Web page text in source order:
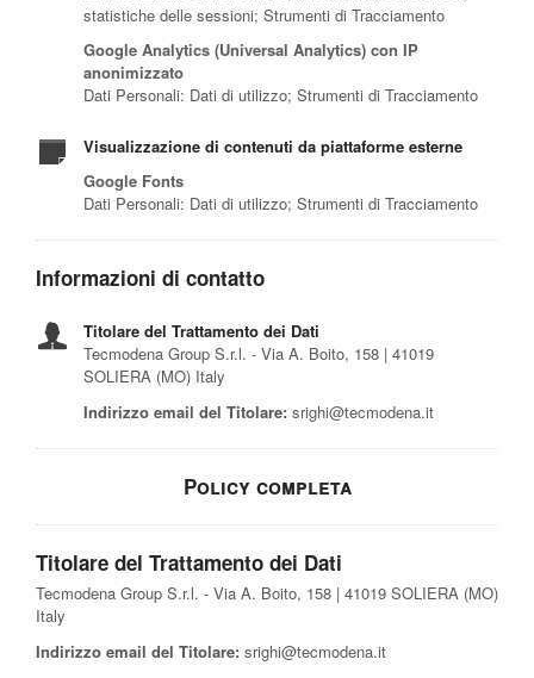
statistiche delle sessioni; Strumenti di Tracciamento
Google Analytics (Universal Analytics) con IP
anonimizzato
Dati Personali: Dati di utilizzo; Strumenti di Tracciamento
Visualizzazione di contenuti da piattaforme esterne
Google Fonts
Dati Personali: Dati di utilizzo; Strumenti di Tracciamento
Informazioni di contatto
Titolare del Trattamento dei Dati
Tecmodena Group S.r.l. - Via A. Boito, 158 | 41019
SOLIERA (MO) Italy
Indirizzo email del Titolare: srighi@tecmodena.it
Policy completa
Titolare del Trattamento dei Dati
Tecmodena Group S.r.l. - Via A. Boito, 158 | 41019 SOLIERA (MO)
Italy
Indirizzo email del Titolare: srighi@tecmodena.it